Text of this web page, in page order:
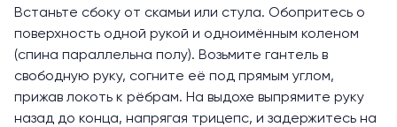
Встаньте сбоку от скамьи или стула. Обопритесь о
поверхность одной рукой и одноимённым коленом
(спина параллельна полу). Возьмите гантель в
свободную руку, согните её под прямым углом,
прижав локоть к рёбрам. На выдохе выпрямите руку
назад до конца, напрягая трицепс, и задержитесь на